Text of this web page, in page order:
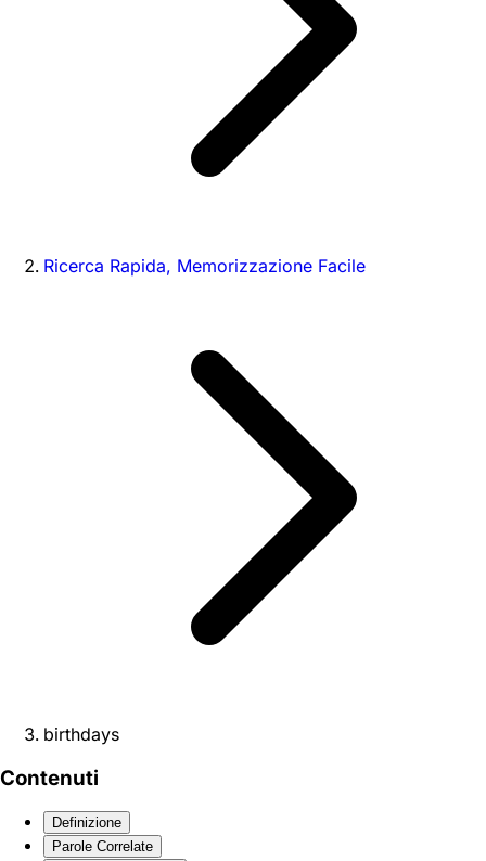
Ricerca Rapida, Memorizzazione Facile
birthdays
Contenuti
Definizione
Parole Correlate